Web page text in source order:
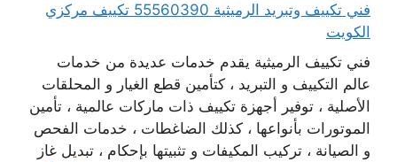
فني تكييف وتبريد الرميثية 55560390 تكييف مركزي
الكويت
فني تكييف الرميثية يقدم خدمات عديدة من خدمات
عالم التكييف و التبريد ، كتأمين قطع الغيار و المحلقات
الأصلية ، توفير أجهزة تكييف ذات ماركات عالمية ، تأمين
الموتورات بأنواعها ، كذلك الضاغطات ، خدمات الفحص
و الصيانة ، تركيب المكيفات و تثبيتها بإحكام ، تبديل غاز